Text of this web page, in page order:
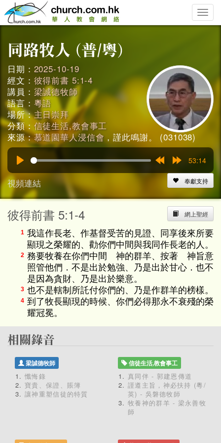
Toggle
日期： 2025-10-19
經文： 彼得前書 5:1-4
講員： 梁誠德牧師
語言： 粵語
場所：主日崇拜
分類： 信徒生活,教會事工
來源：慕道園華人浸信會，謹此鳴謝。 (031038)
15s
53:14
視頻連結 奉獻支持
網上聖經
彼得前書 5:1-4
1 我這作長老、作基督受苦的見證、同享後來所要
顯現之榮耀的、勸你們中間與我同作長老的人。
2 務要牧養在你們中間 神的群羊、按著 神旨意
照管他們．不是出於勉強、乃是出於甘心．也不
是因為貪財、乃是出於樂意。
3 也不是轄制所託付你們的、乃是作群羊的榜樣。
4 到了牧長顯現的時候、你們必得那永不衰殘的榮
耀冠冕。
梁誠德牧師
懺悔錄
寶貴、保證、賬簿
讓神重塑信徒的特質
信徒生活,教會事工
真同伴 - 郭建恩傳道
謹遵主旨，神必扶持 (粵/
英) - 吳磐德牧師
牧養神的群羊 - 梁永善牧
師